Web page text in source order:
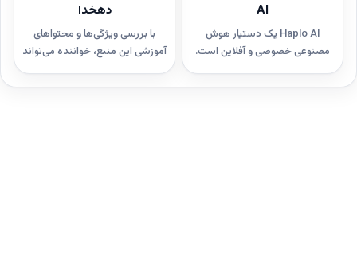
AI
Haplo AI یک دستیار هوش
مصنوعی خصوصی و آفلاین است.
اینترنت، امکان استفاده امن و
دهخدا
با بررسی ویژگی‌ها و محتواهای
آموزشی این منبع، خواننده می‌تواند
مسیر پیشرفت خود را در مهارت‌های
گفتاری، نوشتاری و شنیداری